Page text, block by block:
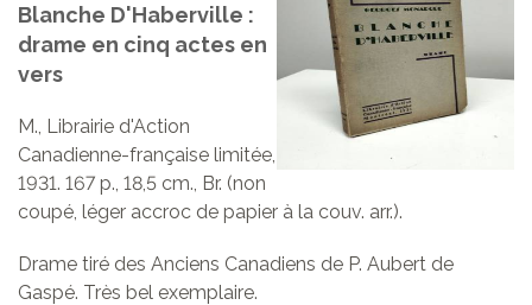
Blanche D'Haberville :
drame en cinq actes en
vers
M., Librairie d'Action
Canadienne-française limitée,
1931. 167 p., 18,5 cm., Br. (non
coupé, léger accroc de papier à la couv. arr.).
Drame tiré des Anciens Canadiens de P. Aubert de
Gaspé. Très bel exemplaire.